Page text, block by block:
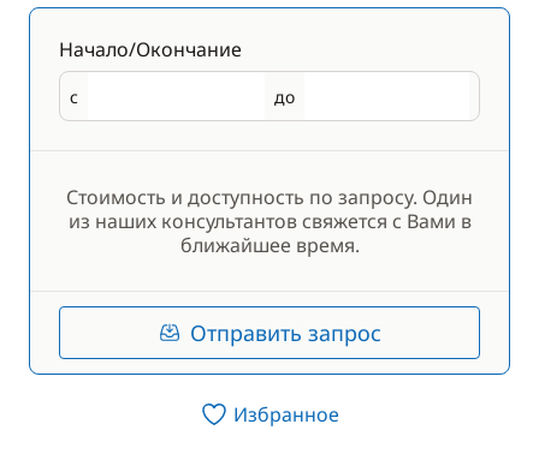
Начало/Окончание
с
Начало до
Окончание
Стоимость и доступность по запросу. Один
из наших консультантов свяжется с Вами в
ближайшее время.
Отправить запрос
Избранное